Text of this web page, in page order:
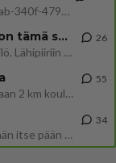
https://www.iltalehti.fi/viihdeuutiset/a/c46da6ab-340f-4790-aaa7-0865eed2336 Yrityksen konkurssihakemus on tullut kärä
Tiesitkö? Martina Aitolehden isäpuoli on tämä suosittu laulaja
Martina Aitolehti on seurattu julkisuuden henkilö. Lähipiiriin mahtuu muitakin tunnettuja henkilöitä. Tiesitkö, että Ma
26
Hesarissa päivitellään lapset joutuu nyt kulkemaan 2 km kouluun jösses. Ruostefillarilla tuo matka menee vaikka miten äk
55
Mutta mies vain tuijottaa, siinä vaiheessa käännän itse pään pois. Mikä juttu? Yleensä jos joku tuijottaa tai katsoo, hä
34